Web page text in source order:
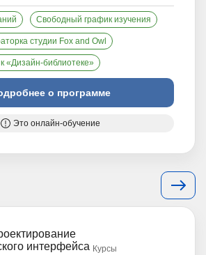
Свободный график изучения
студии Fox and Owl
«Дизайн-библиотеке»
о программе
Это онлайн-обучение
интерфейса Курсы